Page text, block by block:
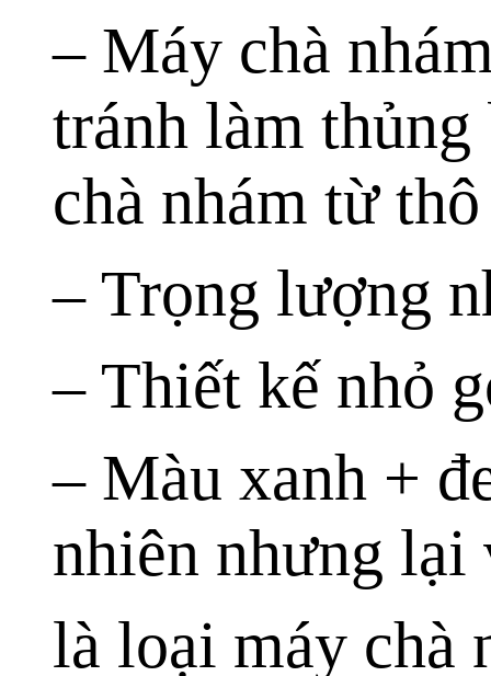
– Máy chà
tránh làm
chà nhám từ
– Trọng lượng
– Thiết kế nhỏ
– Màu xanh +
nhiên nhưng lại
là loại máy chà